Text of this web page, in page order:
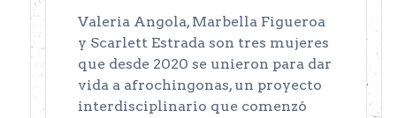
Valeria Angola, Marbella Figueroa
y Scarlett Estrada son tres mujeres
que desde 2020 se unieron para dar
vida a afrochingonas, un proyecto
interdisciplinario que comenzó